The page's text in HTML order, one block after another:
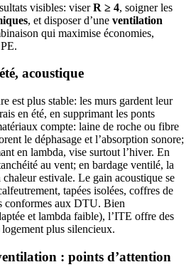
visibles: viserR ≥ 4, soigner les
, et disposer d’une ventilation
qui maximise économies,
acoustique
est plus stable: les murs gardent leur
en été, en supprimant les ponts
compte: laine de roche ou fibre
le déphasage et l’absorption sonore;
en lambda, vise surtout l’hiver. En
au vent; en bardage ventilé, la
chaleur estivale. Le gain acoustique se
tapées isolées, coffres de
conformes aux DTU. Bien
et lambda faible), l’ITE offre des
plus silencieux.
: points d’attention